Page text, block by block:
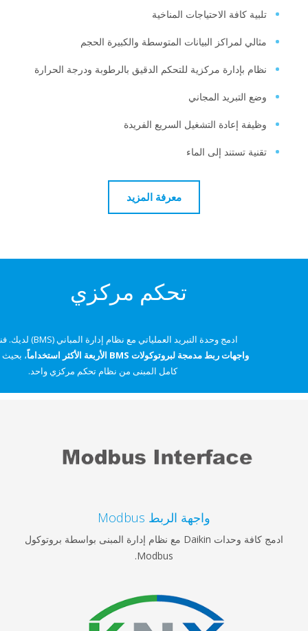
كافة الاحتياجات المناخية
لمراكز البيانات المتوسطة والكبيرة الحجم
بإدارة مركزية للتحكم الدقيق بالرطوبة ودرجة الحرارة
التبريد المجاني
إعادة التشغيل السريع الفريدة
تستند إلى الماء
معرفة المزيد
تحكم مركزي
ادمج وحدة التبريد العملياتي مع نظام إدارة المباني (BMS) لديك. فنحن نقدم
واجهات ربط مدمجة لبروتوكولات BMS الأربعة الأكثر استخداماً
، بحيث يمكنك إدارة
كامل المبنى من نظام تحكم مركزي واحد.
واجهة الربط Modbus
ادمج كافة وحدات Daikin مع نظام إدارة المبنى بواسطة بروتوكول